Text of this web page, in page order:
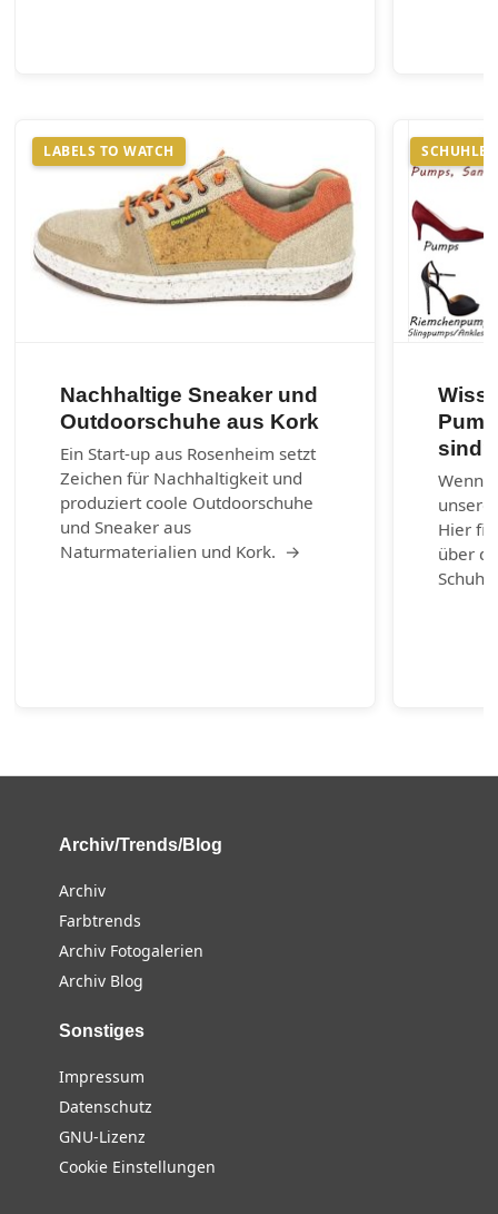
LABELS TO WATCH
Nachhaltige Sneaker und
Outdoorschuhe aus Kork
Ein Start-up aus Rosenheim setzt
Zeichen für Nachhaltigkeit und
produziert coole Outdoorschuhe
und Sneaker aus
Naturmaterialien und Kork. →
sind?
Wenn
Hier
über
Archiv/Trends/Blog
Archiv
Farbtrends
Archiv Fotogalerien
Archiv Blog
Sonstiges
Impressum
Datenschutz
GNU-Lizenz
Cookie Einstellungen